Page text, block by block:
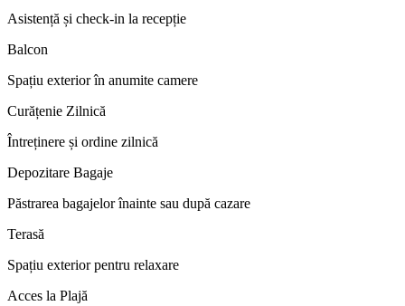
Asistență și check-in la recepție
Balcon
Spațiu exterior în anumite camere
Curățenie Zilnică
Întreținere și ordine zilnică
Depozitare Bagaje
Păstrarea bagajelor înainte sau după cazare
Terasă
Spațiu exterior pentru relaxare
Acces la Plajă